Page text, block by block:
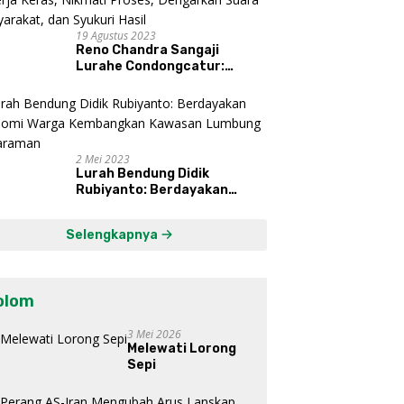
19 Agustus 2023
Reno Chandra Sangaji
Lurahe Condongcatur:
Proses, Dengarkan Suara
Masyarakat, dan Syukuri
Hasil
2 Mei 2023
Lurah Bendung Didik
Rubiyanto: Berdayakan
Mataraman
Selengkapnya
3 Mei 2026
Melewati Lorong
Sepi